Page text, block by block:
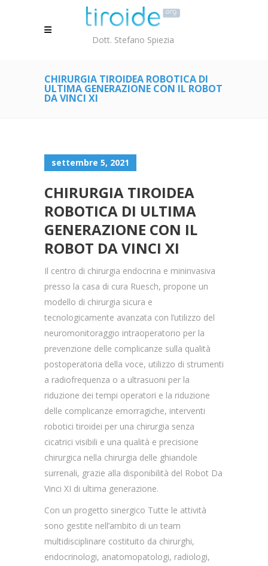
Dott. Stefano Spiezia
CHIRURGIA TIROIDEA ROBOTICA DI
ULTIMA GENERAZIONE CON IL ROBOT
DA VINCI XI
settembre 5, 2021
CHIRURGIA TIROIDEA
ROBOTICA DI ULTIMA
GENERAZIONE CON IL
ROBOT DA VINCI XI
Il centro di chirurgia endocrina e mininvasiva
presso la casa di cura Ruesch, propone un
modello di chirurgia sicura e
tecnologicamente avanzata con l’utilizzo del
neuromonitoraggio intraoperatorio per la
prevenzione delle complicanze sulla qualità
postoperatoria della voce, utilizzo di strumenti
a radiofrequenza o a ultrasuoni per la
riduzione dei tempi operatori e la riduzione
delle complicanze emorragiche, interventi
robotici tiroidei per una chirurgia senza
cicatrici visibili e una qualità e precisione
chirurgica nella chirurgia delle ghiandole
surrenali, grazie alla disponibilità del Robot Da
Vinci XI di ultima generazione.
Con un progetto sinergico Tutte le attività
sono gestite nell’ambito di un team
multidisciplinare costituito da chirurghi,
endocrinologi, anatomopatologi, radiologi,